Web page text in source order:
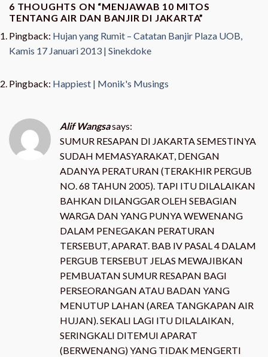
6 THOUGHTS ON “MENJAWAB 10 MITOS
TENTANG AIR DAN BANJIR DI JAKARTA”
Pingback: Hujan yang Rumit – Catatan Banjir Plaza UOB,
Kamis 17 Januari 2013 | Sinekdoke
Pingback: Happiest | Monik's Musings
Alif Wangsasays:
SUMUR RESAPAN DI JAKARTA SEMESTINYA
SUDAH MEMASYARAKAT, DENGAN
ADANYA PERATURAN (TERAKHIR PERGUB
NO. 68 TAHUN 2005). TAPI ITU DILALAIKAN
BAHKAN DILANGGAR OLEH SEBAGIAN
WARGA DAN YANG PUNYA WEWENANG
DALAM PENEGAKAN PERATURAN
TERSEBUT, APARAT. BAB IV PASAL 4 DALAM
PERGUB TERSEBUT JELAS MEWAJIBKAN
PEMBUATAN SUMUR RESAPAN BAGI
PERSEORANGAN ATAU BADAN YANG
MENUTUP LAHAN (AREA TANGKAPAN AIR
HUJAN). SEKALI LAGI ITU DILALAIKAN,
SERINGKALI DITEMUI APARAT
(BERWENANG) YANG TIDAK MENGERTI